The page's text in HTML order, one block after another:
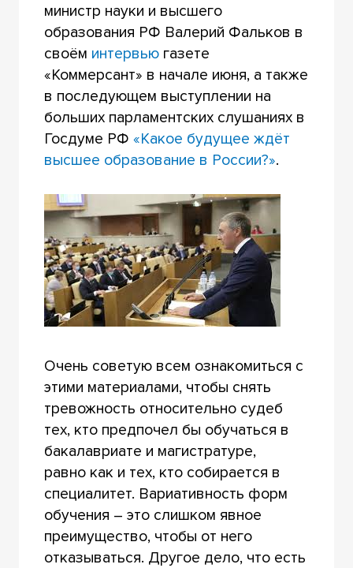
министр науки и высшего
образования РФ Валерий Фальков в
своём интервьюгазете
«Коммерсант» в начале июня, а также
в последующем выступлении на
больших парламентских слушаниях в
Госдуме РФ «Какое будущее ждёт
высшее образование в России?».
Очень советую всем ознакомиться с
этими материалами, чтобы снять
тревожность относительно судеб
тех, кто предпочел бы обучаться в
бакалавриате и магистратуре,
равно как и тех, кто собирается в
специалитет. Вариативность форм
обучения – это слишком явное
преимущество, чтобы от него
отказываться. Другое дело, что есть